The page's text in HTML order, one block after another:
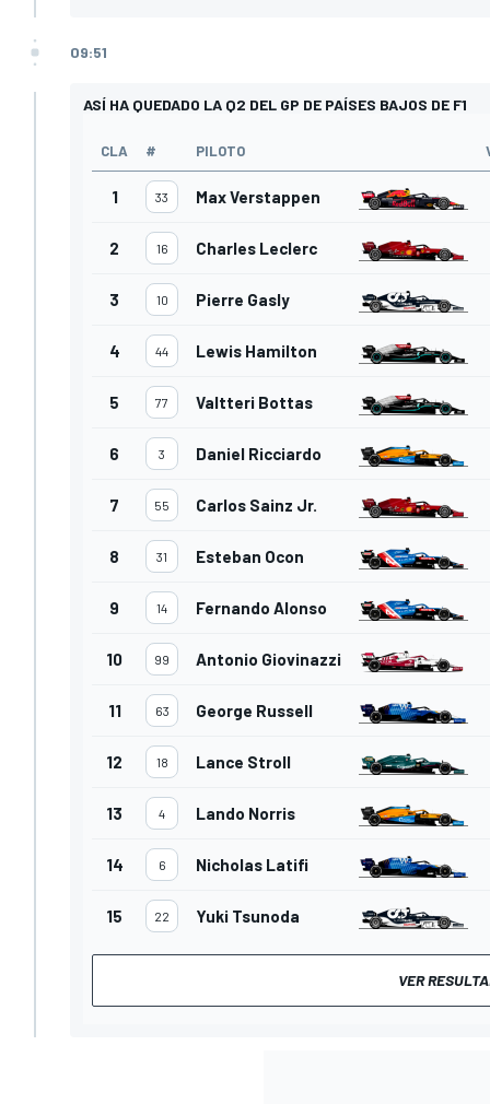
09:51
ASÍ HA QUEDADO LA Q2 DEL GP DE PAÍSES BAJOS DE F1
CLA # PILOTO
1 33 Max Verstappen
2 16 Charles Leclerc
3 10 Pierre Gasly
4 44 Lewis Hamilton
5 77 Valtteri Bottas
6 3 Daniel Ricciardo
7 55 Carlos Sainz Jr.
8 31 Esteban Ocon
9 14 Fernando Alonso
10 99 Antonio Giovinazzi
11 63 George Russell
12 18 Lance Stroll
13 4 Lando Norris
14 6 Nicholas Latifi
15 22 Yuki Tsunoda
VER